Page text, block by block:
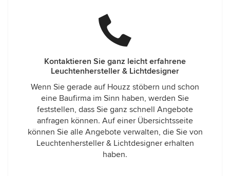
Kontaktieren Sie ganz leicht erfahrene
Leuchtenhersteller & Lichtdesigner
Wenn Sie gerade auf Houzz stöbern und schon
eine Baufirma im Sinn haben, werden Sie
feststellen, dass Sie ganz schnell Angebote
anfragen können. Auf einer Übersichtsseite
können Sie alle Angebote verwalten, die Sie von
Leuchtenhersteller & Lichtdesigner erhalten
haben.